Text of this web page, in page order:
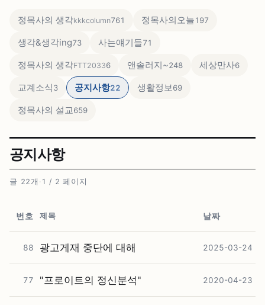
정목사의 생각kkkcolumn761 정목사의오늘197
생각&생각ing73 사는얘기들71
정목사의 생각FTT20336 앤솔러지~248 세상만사6
교계소식3 공지사항22 생활정보69
정목사의 설교659
공지사항
글 22개 · 1 / 2 페이지
번호 제목 날짜
88 광고게재 중단에 대해 2025-03-24
77 "프로이트의 정신분석" 2020-04-23